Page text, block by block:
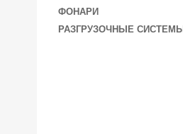
ФОНАРИ
РАЗГРУЗОЧНЫЕ СИСТЕМЫ